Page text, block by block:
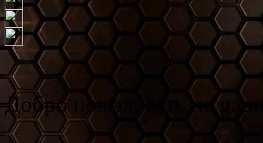
Добро пожаловать на